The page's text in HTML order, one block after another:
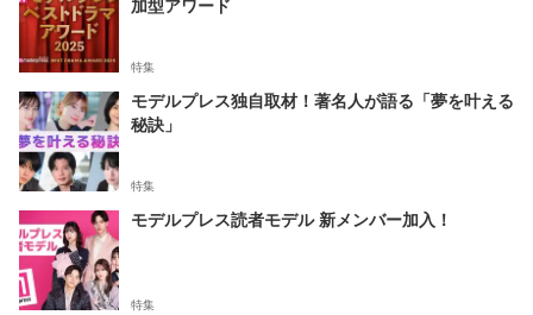
加型アワード
特集
モデルプレス独自取材！著名人が語る「夢を叶える
秘訣」
特集
モデルプレス読者モデル 新メンバー加入！
特集